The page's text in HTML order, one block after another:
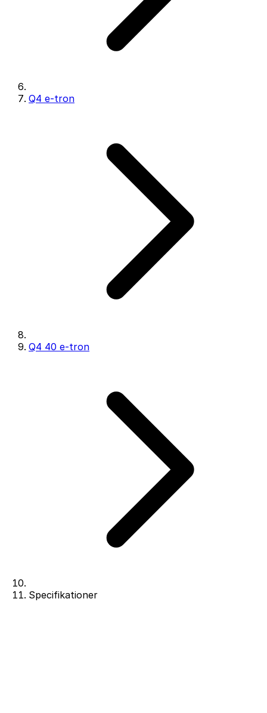
Q4 e-tron
Q4 40 e-tron
Specifikationer